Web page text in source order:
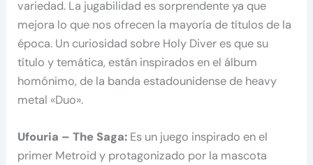
variedad. La jugabilidad es sorprendente ya que
mejora lo que nos ofrecen la mayoría de títulos de la
época. Un curiosidad sobre Holy Diver es que su
título y temática, están inspirados en el álbum
homónimo, de la banda estadounidense de heavy
metal «Duo».
Ufouria – The Saga: Es un juego inspirado en el
primer Metroid y protagonizado por la mascota